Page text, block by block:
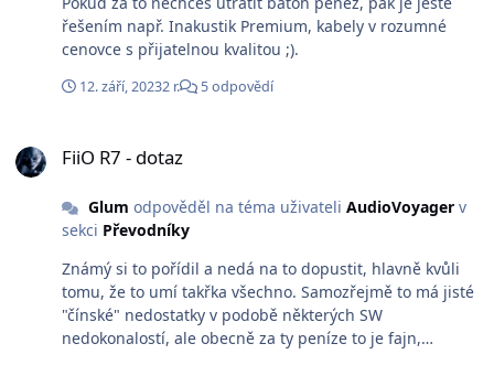
řešením např. Inakustik Premium, kabely v rozumné
cenovce s přijatelnou kvalitou ;).
12. září, 20232 r. 5 odpovědí
FiiO R7 - dotaz
Glum odpověděl na téma uživateli AudioVoyagerv
sekci Převodníky
Známý si to pořídil a nedá na to dopustit, hlavně kvůli
tomu, že to umí takřka všechno. Samozřejmě to má jisté
"čínské" nedostatky v podobě některých SW
nedokonalostí, ale obecně za ty peníze to je fajn,